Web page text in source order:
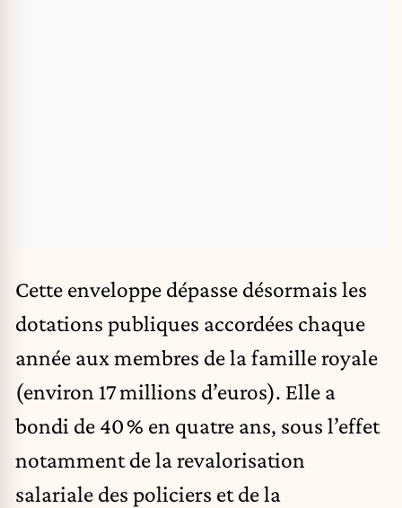
Cette enveloppe dépasse désormais les
dotations publiques accordées chaque
année aux membres de la famille royale
(environ 17 millions d’euros). Elle a
bondi de 40 % en quatre ans, sous l’effet
notamment de la revalorisation
salariale des policiers et de la